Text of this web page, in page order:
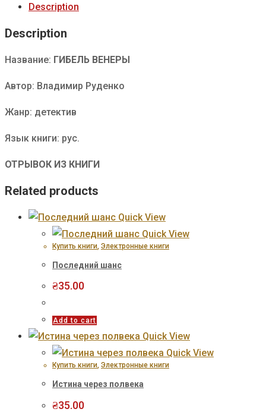
Description
Description
Название: ГИБЕЛЬ ВЕНЕРЫ
Автор: Владимир Руденко
Жанр: детектив
Язык книги: рус.
ОТРЫВОК ИЗ КНИГИ
Related products
Quick View
Quick View
Купить книги, Электронные книги
Последний шанс
₴35.00
Add to cart
Quick View
Quick View
Купить книги, Электронные книги
Истина через полвека
₴35.00